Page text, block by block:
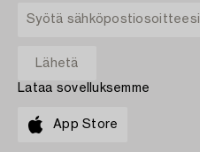
Lataa sovelluksemme
App Store